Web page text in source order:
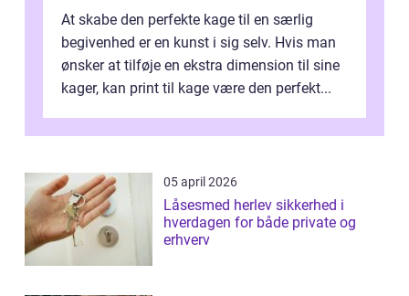
At skabe den perfekte kage til en særlig
begivenhed er en kunst i sig selv. Hvis man
ønsker at tilføje en ekstra dimension til sine
kager, kan print til kage være den perfekt...
05 april 2026
Låsesmed herlev sikkerhed i
hverdagen for både private og
erhverv